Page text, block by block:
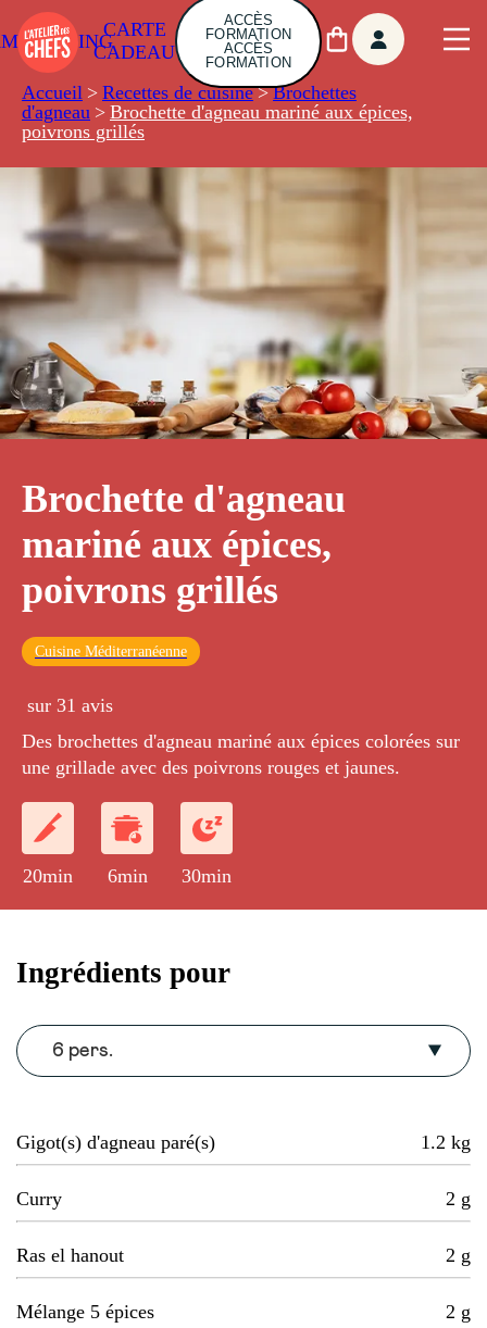
CARTE
CADEAU
ACCÈS
FORMATION
ACCÈS
FORMATION
Accueil > Recettes de cuisine > Brochettes
d'agneau > Brochette d'agneau mariné aux épices,
poivrons grillés
Brochette d'agneau
mariné aux épices,
poivrons grillés
Cuisine Méditerranéenne
sur 31 avis
Des brochettes d'agneau mariné aux épices colorées sur
une grillade avec des poivrons rouges et jaunes.
20min 6min 30min
Ingrédients pour
6 pers.
Gigot(s) d'agneau paré(s) 1.2 kg
Curry 2 g
Ras el hanout 2 g
Mélange 5 épices 2 g